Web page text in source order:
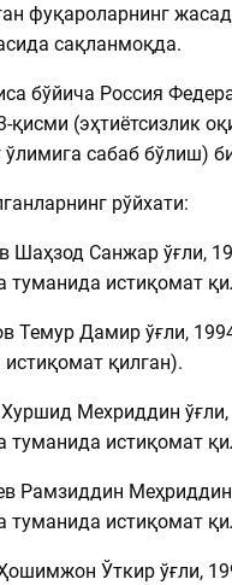
фуқароларнинг
сақланмоқда.
бўйича Россия
қисми (эҳтиётсизлик
ўлимига сабаб бўлиш)
рўйхати:
Шаҳзод Санжар ўғли,
туманида истиқомат
Темур Дамир ўғли,
қилган).
Мехриддин ўғли,
туманида истиқомат
Рамзиддин
туманида истиқомат
Ўткир ўғли,